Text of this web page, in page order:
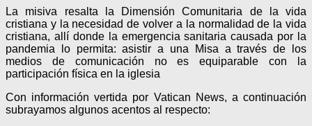
La misiva resalta la Dimensión Comunitaria de la vida
cristiana y la necesidad de volver a la normalidad de la vida
cristiana, allí donde la emergencia sanitaria causada por la
pandemia lo permita: asistir a una Misa a través de los
medios de comunicación no es equiparable con la
participación física en la iglesia
Con información vertida por Vatican News, a continuación
subrayamos algunos acentos al respecto: